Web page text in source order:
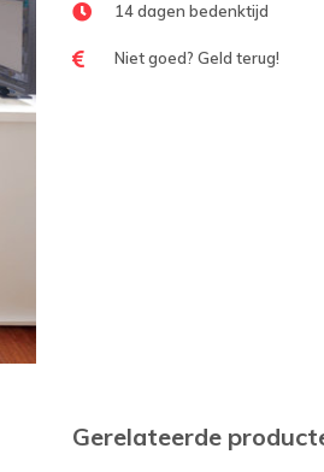
14 dagen bedenktijd
Niet goed? Geld terug!
Gerelateerde